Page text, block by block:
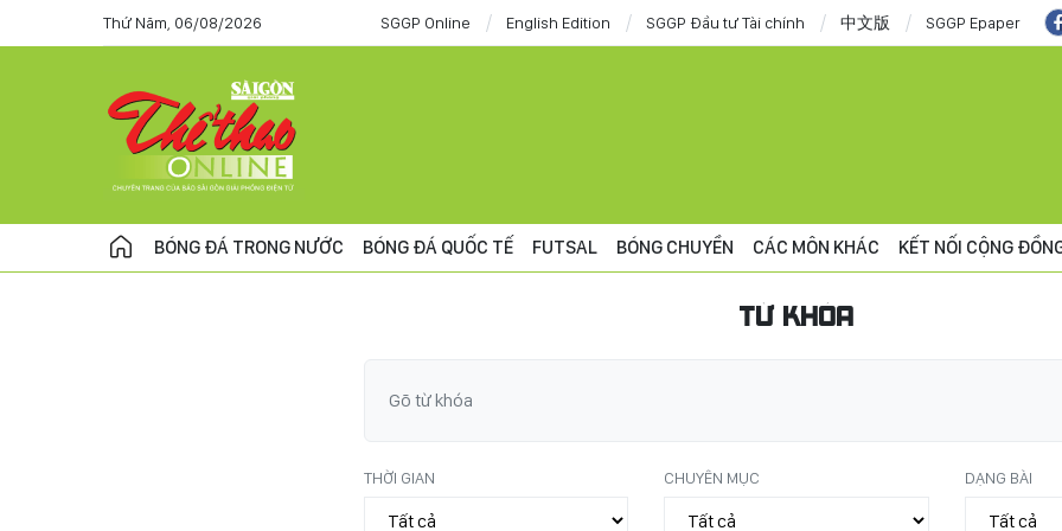
Thứ Năm, 06/08/2026 SGGP Online English Edition SGGP Đầu tư Tài chính 中文版 SGGP Epaper
BÓNG ĐÁ TRONG NƯỚC BÓNG ĐÁ QUỐC TẾ FUTSAL BÓNG CHUYỀN CÁC MÔN KHÁC KẾT NỐI CỘNG
TỪ KHÓA
THỜI GIAN CHUYÊN MỤC DẠNG BÀI